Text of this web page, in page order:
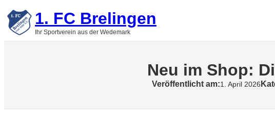
Zum
Inhalt
springen1. FC Brelingen
Ihr Sportverein aus der Wedemark
Neu im Shop:
Veröffentlicht am:1. April 2026